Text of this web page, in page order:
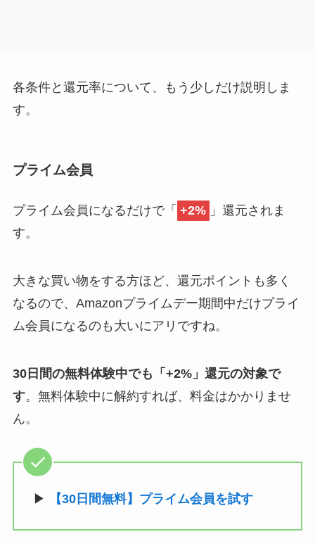
各条件と還元率について、もう少しだけ説明しま
す。
プライム会員
プライム会員になるだけで「 +2% 」還元されま
す。
大きな買い物をする方ほど、還元ポイントも多く
なるので、Amazonプライムデー期間中だけプライ
ム会員になるのも大いにアリですね。
30日間の無料体験中でも「+2%」還元の対象で
す。無料体験中に解約すれば、料金はかかりませ
ん。
▶ 【30日間無料】プライム会員を試す